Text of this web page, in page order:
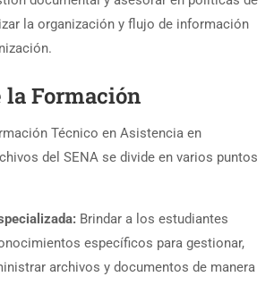
la organización y flujo de información
la Formación
Técnico en Asistencia en
del SENA se divide en varios puntos
Brindar a los estudiantes
específicos para gestionar,
archivos y documentos de manera